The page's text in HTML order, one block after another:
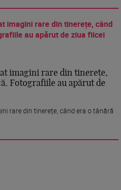
imagini rare din tinerețe,
Fotografiile au apărut de
rare din tinerețe, când era o tânără